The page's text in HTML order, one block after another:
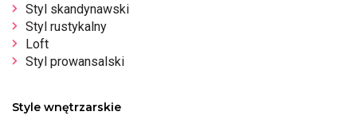
Styl skandynawski
Styl rustykalny
Loft
Styl prowansalski
Style wnętrzarskie